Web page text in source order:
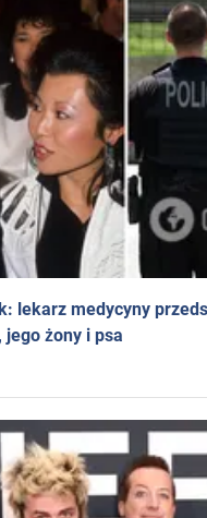
lekarz medycyny
żony i psa